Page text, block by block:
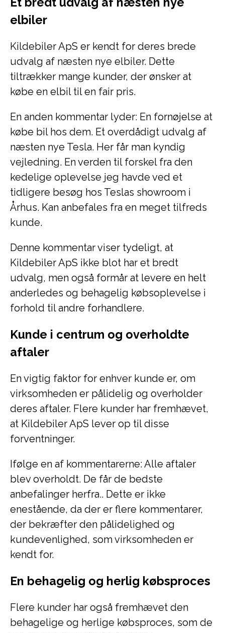
elbiler
Kildebiler ApS er kendt for deres brede
udvalg af næsten nye elbiler. Dette
tiltrækker mange kunder, der ønsker at
købe en elbil til en fair pris.
En anden kommentar lyder: En fornøjelse at
købe bil hos dem. Et overdådigt udvalg af
næsten nye Tesla. Her får man kyndig
vejledning. En verden til forskel fra den
kedelige oplevelse jeg havde ved et
tidligere besøg hos Teslas showroom i
Århus. Kan anbefales fra en meget tilfreds
kunde.
Denne kommentar viser tydeligt, at
Kildebiler ApS ikke blot har et bredt
udvalg, men også formår at levere en helt
anderledes og behagelig købsoplevelse i
forhold til andre forhandlere.
Kunde i centrum og overholdte
aftaler
En vigtig faktor for enhver kunde er, om
virksomheden er pålidelig og overholder
deres aftaler. Flere kunder har fremhævet,
at Kildebiler ApS lever op til disse
forventninger.
Ifølge en af kommentarerne: Alle aftaler
blev overholdt. De får de bedste
anbefalinger herfra.. Dette er ikke
enestående, da der er flere kommentarer,
der bekræfter den pålidelighed og
kundevenlighed, som virksomheden er
kendt for.
En behagelig og herlig købsproces
Flere kunder har også fremhævet den
behagelige og herlige købsproces, som de